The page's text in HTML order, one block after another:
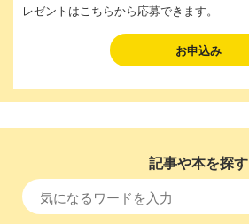
レゼントはこちらから応募できます。
お申込み
記事や本を探す